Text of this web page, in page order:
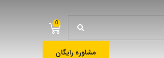
0
مشاوره رایگان